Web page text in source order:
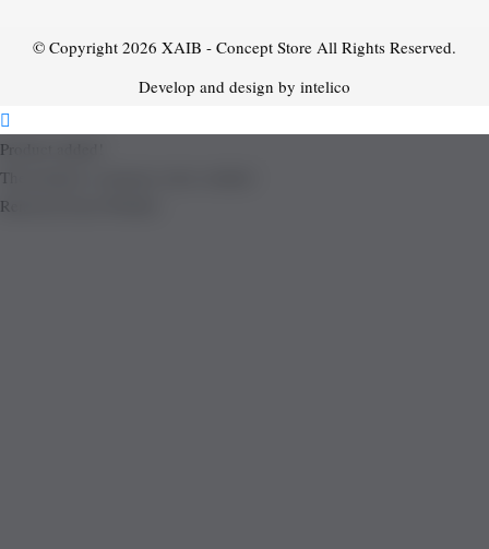
© Copyright 2026 XAIB - Concept Store All Rights Reserved.
Develop and design by intelico
Product added!
The product is already in the wishlist!
Removed from Wishlist